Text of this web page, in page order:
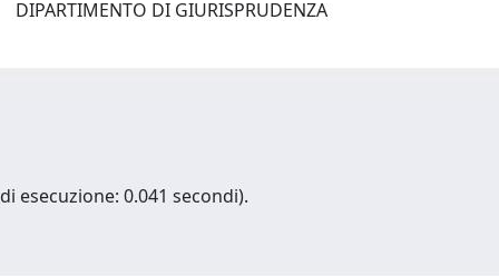
DIPARTIMENTO DI GIURISPRUDENZA
esecuzione: 0.041 secondi).